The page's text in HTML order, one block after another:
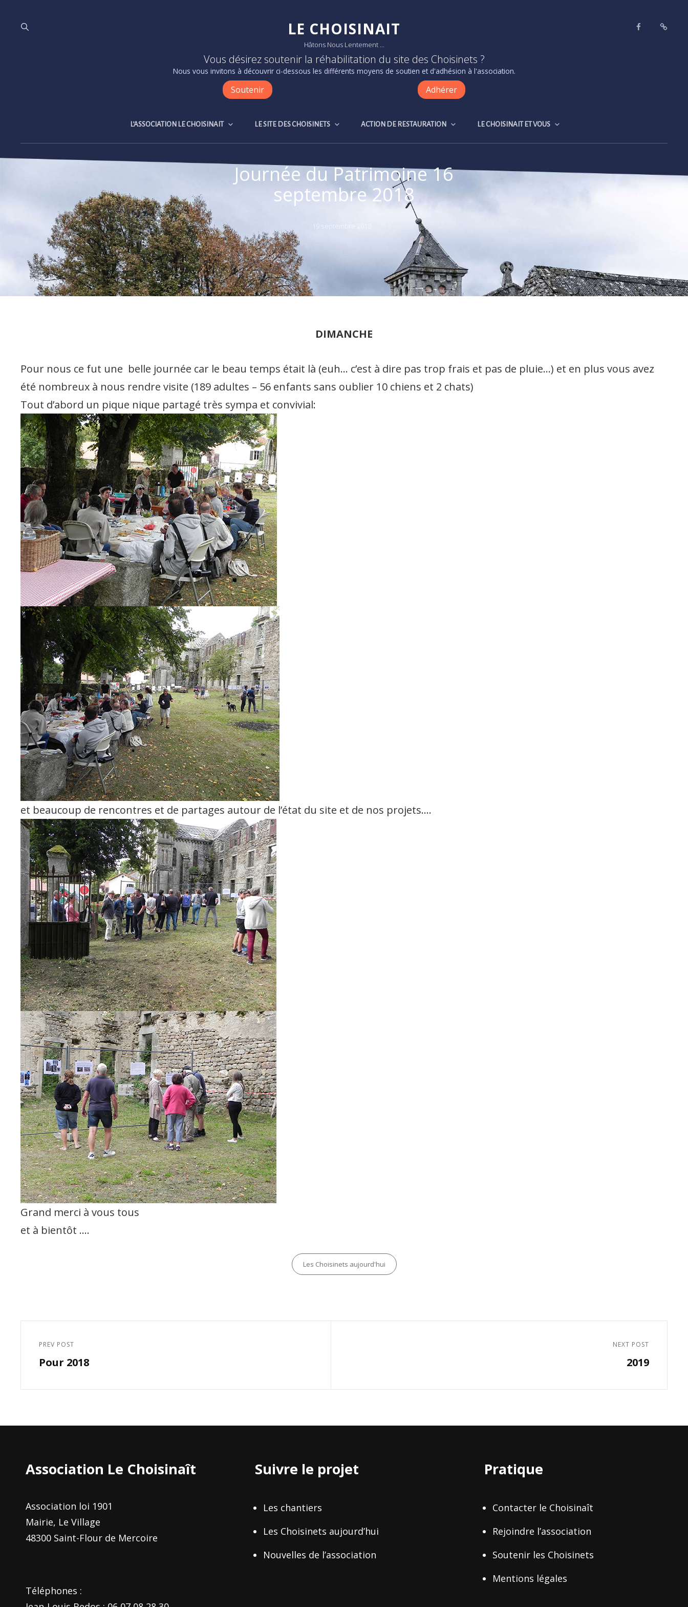
LE CHOISINAIT
Hâtons Nous Lentement …
FacebookContact
Vous désirez soutenir la réhabilitation du site des Choisinets ?
Nous vous invitons à découvrir ci-dessous les différents moyens de soutien et d'adhésion à l'association.
Soutenir Adhérer
L’ASSOCIATION LE CHOISINAIT LE SITE DES CHOISINETS ACTION DE RESTAURATION LE CHOISINAIT ET VOUS
Journée du Patrimoine 16
septembre 2018
DIMANCHE
Pour nous ce fut une belle journée car le beau temps était là (euh… c’est à dire pas trop frais et pas de pluie…) et en plus vous avez
été nombreux à nous rendre visite (189 adultes – 56 enfants sans oublier 10 chiens et 2 chats)
Tout d’abord un pique nique partagé très sympa et convivial:
et beaucoup de rencontres et de partages autour de l’état du site et de nos projets….
Grand merci à vous tous
et à bientôt ….
Categories
Les Choisinets aujourd'hui
l’article
Previous
Post
PREV POST
Pour 2018
NEXT POST
2019
Association Le Choisinaît
Association loi 1901
Mairie, Le Village
48300 Saint-Flour de Mercoire
Téléphones :
Suivre le projet
Les chantiers
Les Choisinets aujourd’hui
Nouvelles de l’association
Pratique
Contacter le Choisinaît
Rejoindre l’association
Soutenir les Choisinets
Mentions légales